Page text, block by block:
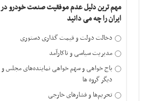
مهم ترین دلیل عدم موفقیت صنعت خودرو در
ایران را چه می دانید
دخالت دولت و قیمت گذاری دستوری
مدیریت سیاسی و ناکارآمد
باج خواهی و سهم خواهی نماینده‌های مجلس و
دیگر گروه ها
تحریم‌ها و فشارهای خارجی